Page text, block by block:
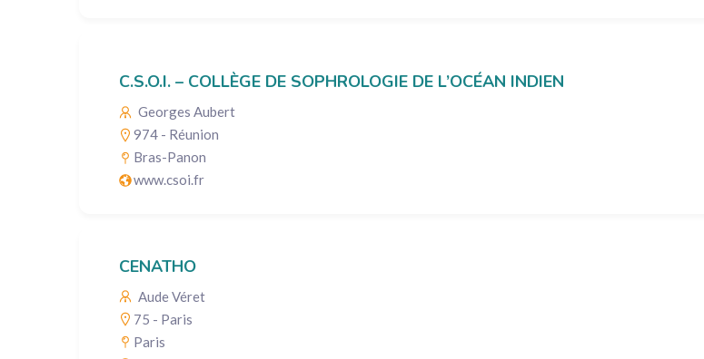
C.S.O.I. – COLLÈGE DE SOPHROLOGIE DE L’OCÉAN INDIEN
Georges Aubert
974 - Réunion
Bras-Panon
www.csoi.fr
CENATHO
Aude Véret
75 - Paris
Paris